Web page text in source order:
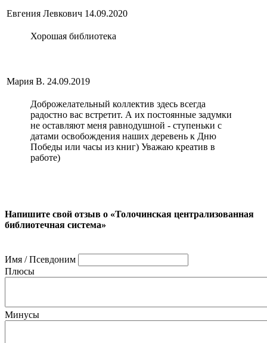
Евгения Левкович 14.09.2020
Хорошая библиотека
Мария В. 24.09.2019
Доброжелательный коллектив здесь всегда
радостно вас встретит. А их постоянные задумки
не оставляют меня равнодушной - ступеньки с
датами освобождения наших деревень к Дню
Победы или часы из книг) Уважаю креатив в
работе)
Напишите свой отзыв о «Толочинская централизованная
библиотечная система»
Имя / Псевдоним
Плюсы
Минусы